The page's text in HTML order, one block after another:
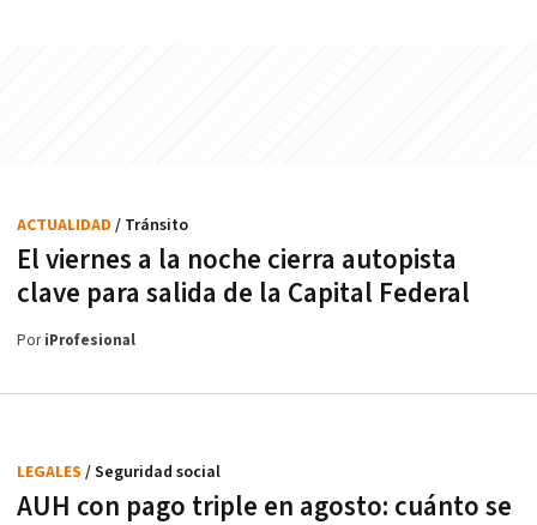
El viernes a la noche cierra autopista
clave para salida de la Capital Federal
ACTUALIDAD / Tránsito
PoriProfesional
AUH con pago triple en agosto: cuánto se
LEGALES / Seguridad social